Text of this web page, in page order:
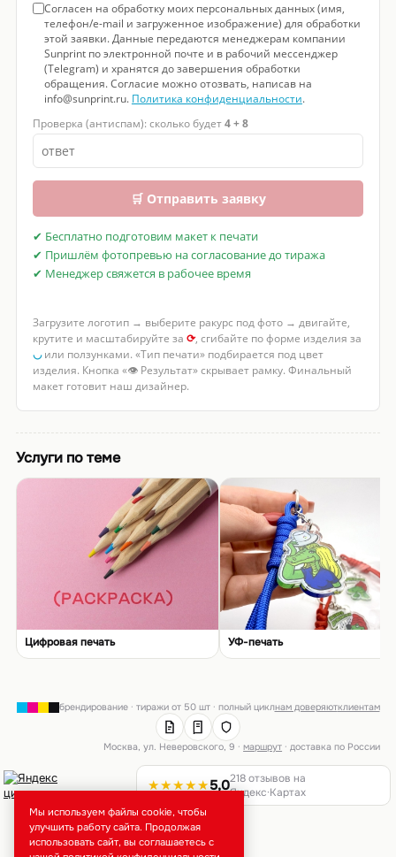
Согласен на обработку моих персональных данных (имя,
телефон/e-mail и загруженное изображение) для обработки
этой заявки. Данные передаются менеджерам компании
Sunprint по электронной почте и в рабочий мессенджер
(Telegram) и хранятся до завершения обработки
обращения. Согласие можно отозвать, написав на
info@sunprint.ru. Политика конфиденциальности.
Проверка (антиспам): сколько будет4 + 8
🛒 Отправить заявку
✔ Бесплатно подготовим макет к печати
✔ Пришлём фотопревью на согласование до тиража
✔ Менеджер свяжется в рабочее время
Загрузите логотип → выберите ракурс под фото → двигайте,
крутите и масштабируйте за ⟳, сгибайте по форме изделия за
◡или ползунками. «Тип печати» подбирается под цвет
изделия. Кнопка «👁 Результат» скрывает рамку. Финальный
макет готовит наш дизайнер.
Услуги по теме
Цифровая печать УФ-печать
брендирование · тиражи от 50 шт · полный циклнам доверяютклиентам
Москва, ул. Неверовского, 9 ·маршрут · доставка по России
★★★★★5,0218 отзывов на
Яндекс·Картах
Мы используем файлы cookie, чтобы
улучшить работу сайта. Продолжая
использовать сайт, вы соглашаетесь с